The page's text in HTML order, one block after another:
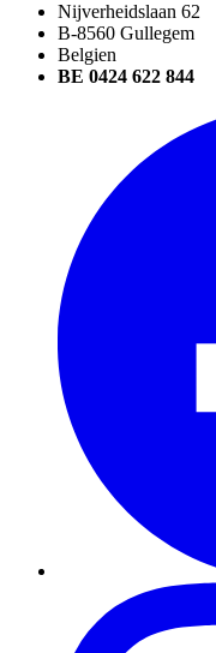
Nijverheidslaan 62
B-8560 Gullegem
Belgien
BE 0424 622 844